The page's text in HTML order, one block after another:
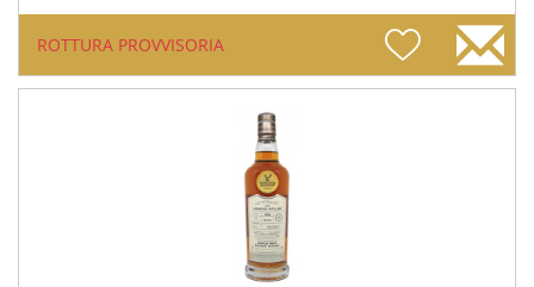
ROTTURA PROVVISORIA